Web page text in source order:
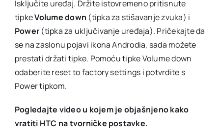
Isključite uređaj. Držite istovremeno pritisnute
tipkeVolume down (tipka za stišavanje zvuka) i
Power (tipka za uključivanje uređaja). Pričekajte da
se na zaslonu pojavi ikona Androdia, sada možete
prestati držati tipke. Pomoću tipke Volume down
odaberite reset to factory settings i potvrdite s
Power tipkom.
Pogledajte video u kojem je objašnjeno kako
vratiti HTC na tvorničke postavke.